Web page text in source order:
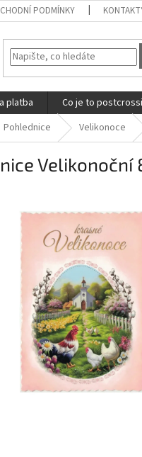
PODMÍNKY
platba Co je to
Pohlednice Velikonoce
Velikonoční